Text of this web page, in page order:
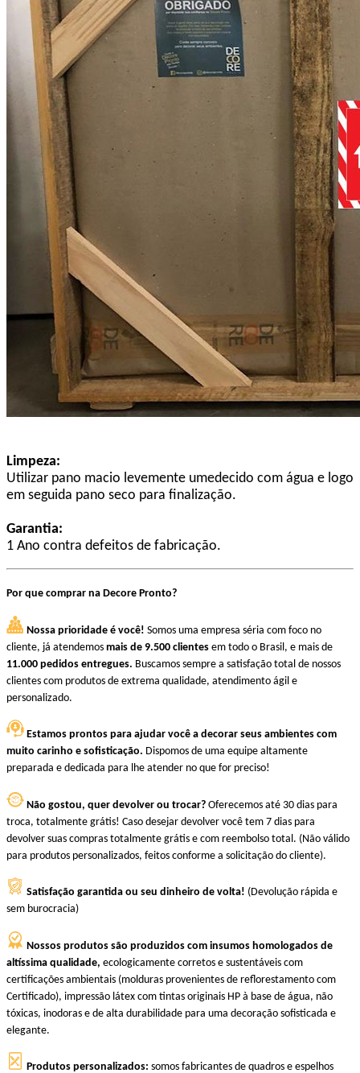
Limpeza:
Utilizar pano macio levemente umedecido com água e logo
em seguida pano seco para finalização.
Garantia:
1 Ano contra defeitos de fabricação.
Por que comprar na Decore Pronto?
Nossa prioridade é você! Somos uma empresa séria com foco no
cliente, já atendemos mais de 9.500 clientes em todo o Brasil, e mais de
11.000 pedidos entregues. Buscamos sempre a satisfação total de nossos
clientes com produtos de extrema qualidade, atendimento ágil e
personalizado.
Estamos prontos para ajudar você a decorar seus ambientes com
muito carinho e sofisticação. Dispomos de uma equipe altamente
preparada e dedicada para lhe atender no que for preciso!
Não gostou, quer devolver ou trocar? Oferecemos até 30 dias para
troca, totalmente grátis! Caso desejar devolver você tem 7 dias para
devolver suas compras totalmente grátis e com reembolso total. (Não válido
para produtos personalizados, feitos conforme a solicitação do cliente).
Satisfação garantida ou seu dinheiro de volta! (Devolução rápida e
sem burocracia)
Nossos produtos são produzidos com insumos homologados de
altíssima qualidade, ecologicamente corretos e sustentáveis com
certificações ambientais (molduras provenientes de reflorestamento com
Certificado), impressão látex com tintas originais HP à base de água, não
tóxicas, inodoras e de alta durabilidade para uma decoração sofisticada e
elegante.
Produtos personalizados: somos fabricantes de quadros e espelhos